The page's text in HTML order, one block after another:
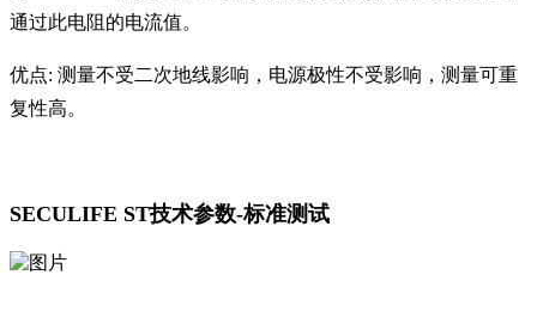
通过此电阻的电流值。
优点: 测量不受二次地线影响，电源极性不受影响，测量可重
复性高。
SECULIFE ST技术参数-标准测试